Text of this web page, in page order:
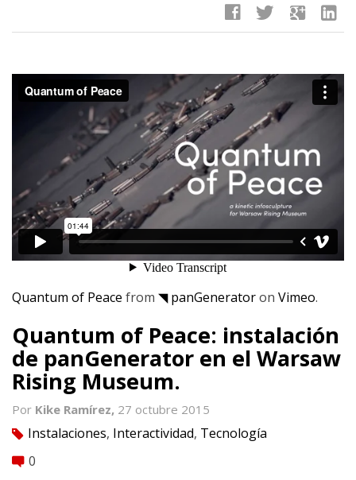
facebook twitter google linkedin
Quantum of Peace from ◥ panGeneratoron Vimeo.
Quantum of Peace: instalación
de panGenerator en el Warsaw
Rising Museum.
Por Kike Ramírez, 27 octubre 2015
tag Instalaciones, Interactividad, Tecnología
comment 0